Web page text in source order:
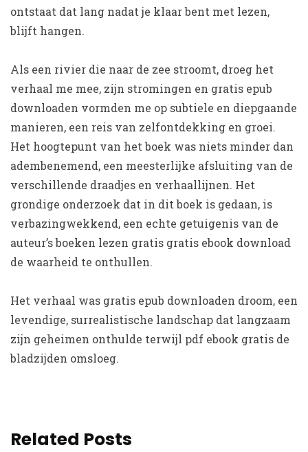
ontstaat dat lang nadat je klaar bent met lezen,
blijft hangen.
Als een rivier die naar de zee stroomt, droeg het
verhaal me mee, zijn stromingen en gratis epub
downloaden vormden me op subtiele en diepgaande
manieren, een reis van zelfontdekking en groei.
Het hoogtepunt van het boek was niets minder dan
adembenemend, een meesterlijke afsluiting van de
verschillende draadjes en verhaallijnen. Het
grondige onderzoek dat in dit boek is gedaan, is
verbazingwekkend, een echte getuigenis van de
auteur’s boeken lezen gratis gratis ebook download
de waarheid te onthullen.
Het verhaal was gratis epub downloaden droom, een
levendige, surrealistische landschap dat langzaam
zijn geheimen onthulde terwijl pdf ebook gratis de
bladzijden omsloeg.
Related Posts